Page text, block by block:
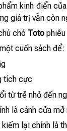
kinh điển của
giá trị vẫn còn
chó Toto
cuốn sách để:
tích cực
từ trẻ nhỏ đến
là cánh cửa
lại chính là